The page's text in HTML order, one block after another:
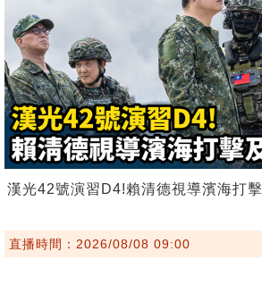
漢光42號演習D4!賴清德視導濱海打擊
直播時間：2026/08/08 09:00